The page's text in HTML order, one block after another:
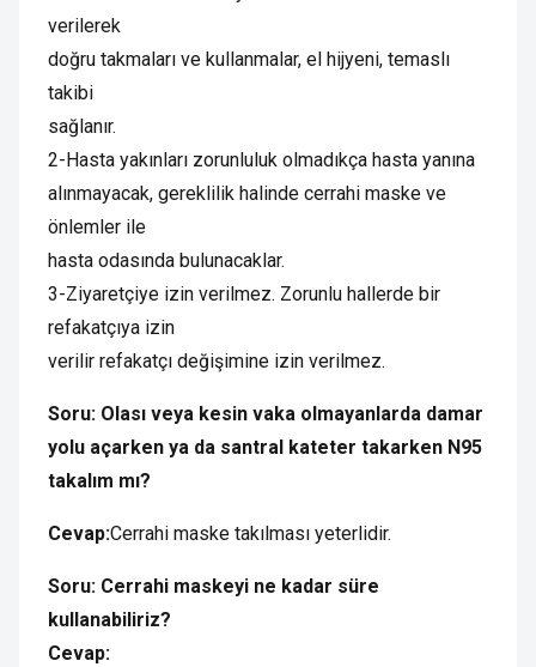
verilerek
doğru takmaları ve kullanmalar, el hijyeni, temaslı
takibi
sağlanır.
2-Hasta yakınları zorunluluk olmadıkça hasta yanına
alınmayacak, gereklilik halinde cerrahi maske ve
önlemler ile
hasta odasında bulunacaklar.
3-Ziyaretçiye izin verilmez. Zorunlu hallerde bir
refakatçıya izin
verilir refakatçı değişimine izin verilmez.
Soru: Olası veya kesin vaka olmayanlarda damar
yolu açarken ya da santral kateter takarken N95
takalım mı?
Cevap:Cerrahi maske takılması yeterlidir.
Soru: Cerrahi maskeyi ne kadar süre
kullanabiliriz?
Cevap: